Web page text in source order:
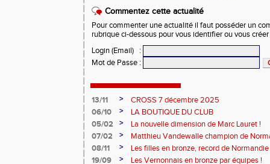
Commentez cette actualité
Pour commenter une actualité il faut posséder un
rubrique ci-dessous pour vous identifier ou vous
Login (Email)
:
Mot de Passe :
13/11 >
CROSS 7 décembre 2025
06/10
>
LA BOUTIQUE DU CLUB
05/02
>
La nouvelle dimension de Marc Lauret !
07/02
>
Matthieu Vandewalle champion de
08/11
>
Les filles en bronze, record de
19/09
>
Les Vernonnais en bronze par équipes !